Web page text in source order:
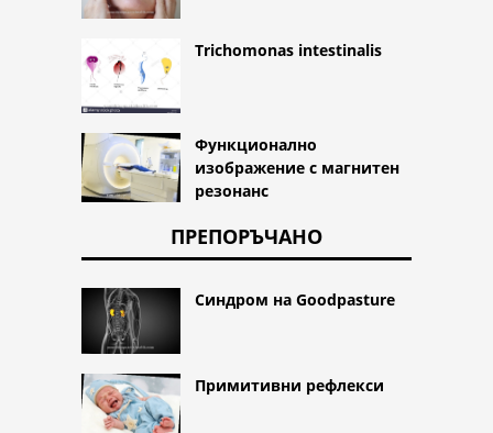
Trichomonas intestinalis
Функционално
изображение с магнитен
резонанс
ПРЕПОРЪЧАНО
Синдром на Goodpasture
Примитивни рефлекси